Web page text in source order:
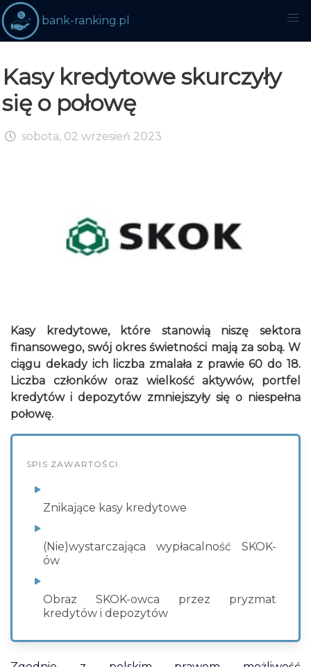
bank-ranking.pl
Kasy kredytowe skurczyły
się o połowę
sobota, 02 wrzesień 2023
Kasy kredytowe, które stanowią niszę sektora
finansowego, swój okres świetności mają za sobą. W
ciągu dekady ich liczba zmalała z prawie 60 do 18.
Liczba członków oraz wielkość aktywów, portfel
kredytów i depozytów zmniejszyły się o niespełna
połowę.
SPIS ZAWARTOŚCI
Znikające kasy kredytowe
(Nie)wystarczająca wypłacalność SKOK-
ów
Obraz SKOK-owca przez pryzmat
kredytów i depozytów